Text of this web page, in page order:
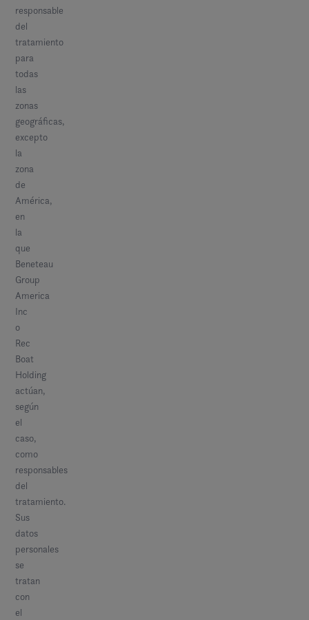
responsable
del
tratamiento
para
todas
las
zonas
geográficas,
excepto
la
zona
de
América,
en
la
que
Beneteau
Group
America
Inc
o
Rec
Boat
Holding
actúan,
según
el
caso,
como
responsables
del
tratamiento.
Sus
datos
personales
se
tratan
con
el